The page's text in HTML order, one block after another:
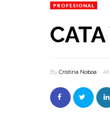
PROFESIONAL
By Cristina Noboa At